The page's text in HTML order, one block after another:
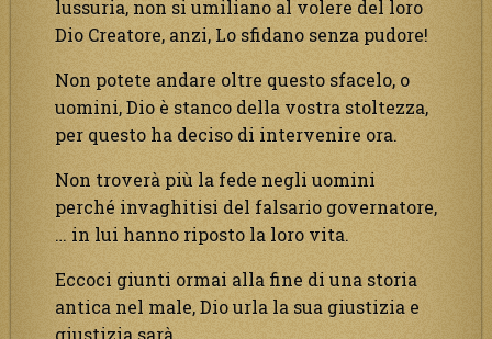
lussuria, non si umiliano al volere del loro
Dio Creatore, anzi, Lo sfidano senza pudore!
Non potete andare oltre questo sfacelo, o
uomini, Dio è stanco della vostra stoltezza,
per questo ha deciso di intervenire ora.
Non troverà più la fede negli uomini
perché invaghitisi del falsario governatore,
… in lui hanno riposto la loro vita.
Eccoci giunti ormai alla fine di una storia
antica nel male, Dio urla la sua giustizia e